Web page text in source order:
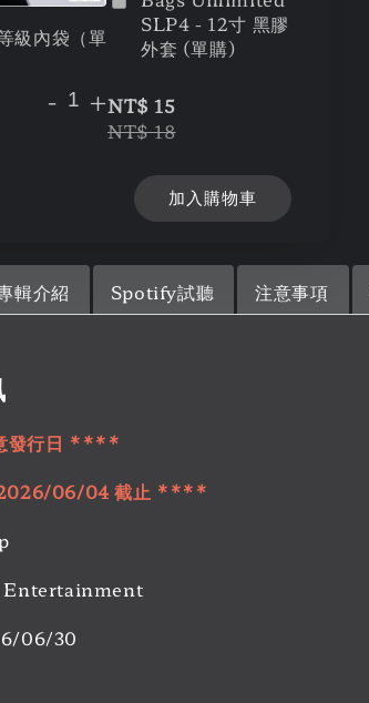
級內袋（單
- +
SLP4 - 12寸 黑膠
外套 (單購)
NT$ 15
NT$ 18
加入購物車
輯介紹 Spotify試聽 注意事項
發行日 ****
06/04 截止 ****
Entertainment
06/30